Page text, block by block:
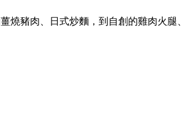
燒豬肉、日式炒麵，到自創的雞肉火